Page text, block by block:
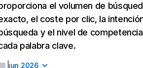
el volumen de
el coste por clic, la
y el nivel de
palabra clave.
jun 2026